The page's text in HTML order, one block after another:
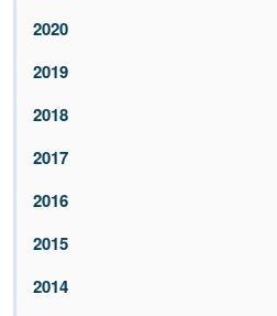
2020
2019
2018
2017
2016
2015
2014